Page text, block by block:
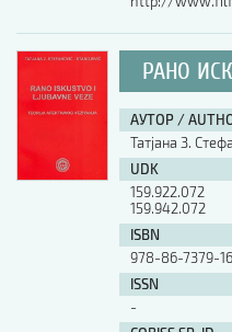
РАНО
АУТОР /
Татјана З.
UDK
159.922.072
159.942.072
ISBN
978-86-7379-
ISSN
-